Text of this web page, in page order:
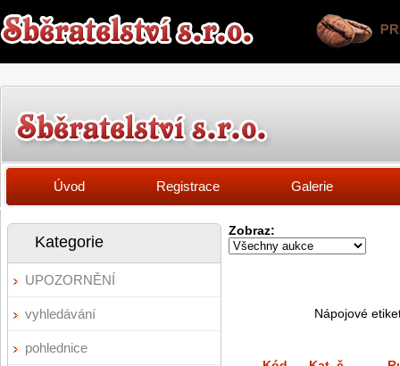
Úvod Registrace Galerie
Kategorie
UPOZORNĚNÍ
vyhledávání
pohlednice
Zobraz:
Nápojové